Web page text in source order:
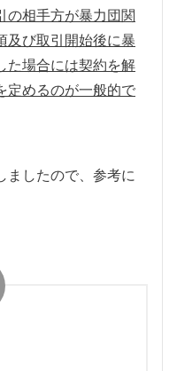
の相手方が暴力団関
及び取引開始後に暴
た場合には契約を解
定めるのが一般的で
したので、参考に